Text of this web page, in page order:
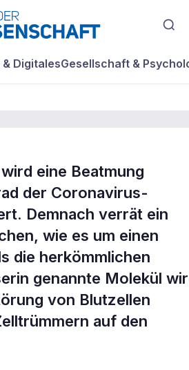
DigitalesGesellschaft &
19
eine Beatmung
der Coronavirus-
Demnach verrät ein
wie es um einen
die herkömmlichen
genannte Molekül
von Blutzellen
auf den